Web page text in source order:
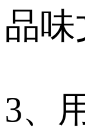
品
3、